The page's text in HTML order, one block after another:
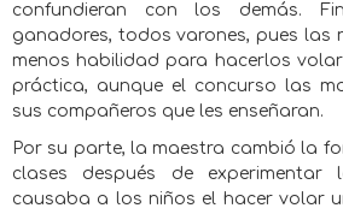
confundieran con los demás.
ganadores, todos varones, pues las
menos habilidad para hacerlos
práctica, aunque el concurso las
sus compañeros que les enseñaran.
Por su parte, la maestra cambió la
clases después de experimentar
causaba a los niños el hacer volar